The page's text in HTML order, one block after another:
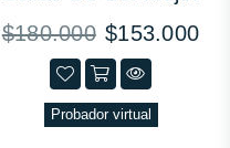
Precio
habitual
$180.000 $153.000
Probador virtual